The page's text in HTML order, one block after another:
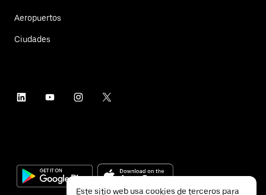
Aeropuertos
Ciudades
Este sitio web usa cookies de terceros para